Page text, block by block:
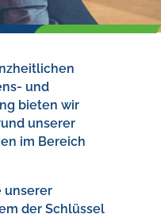
und
bieten wir
unserer
im Bereich
unserer
der Schlüssel